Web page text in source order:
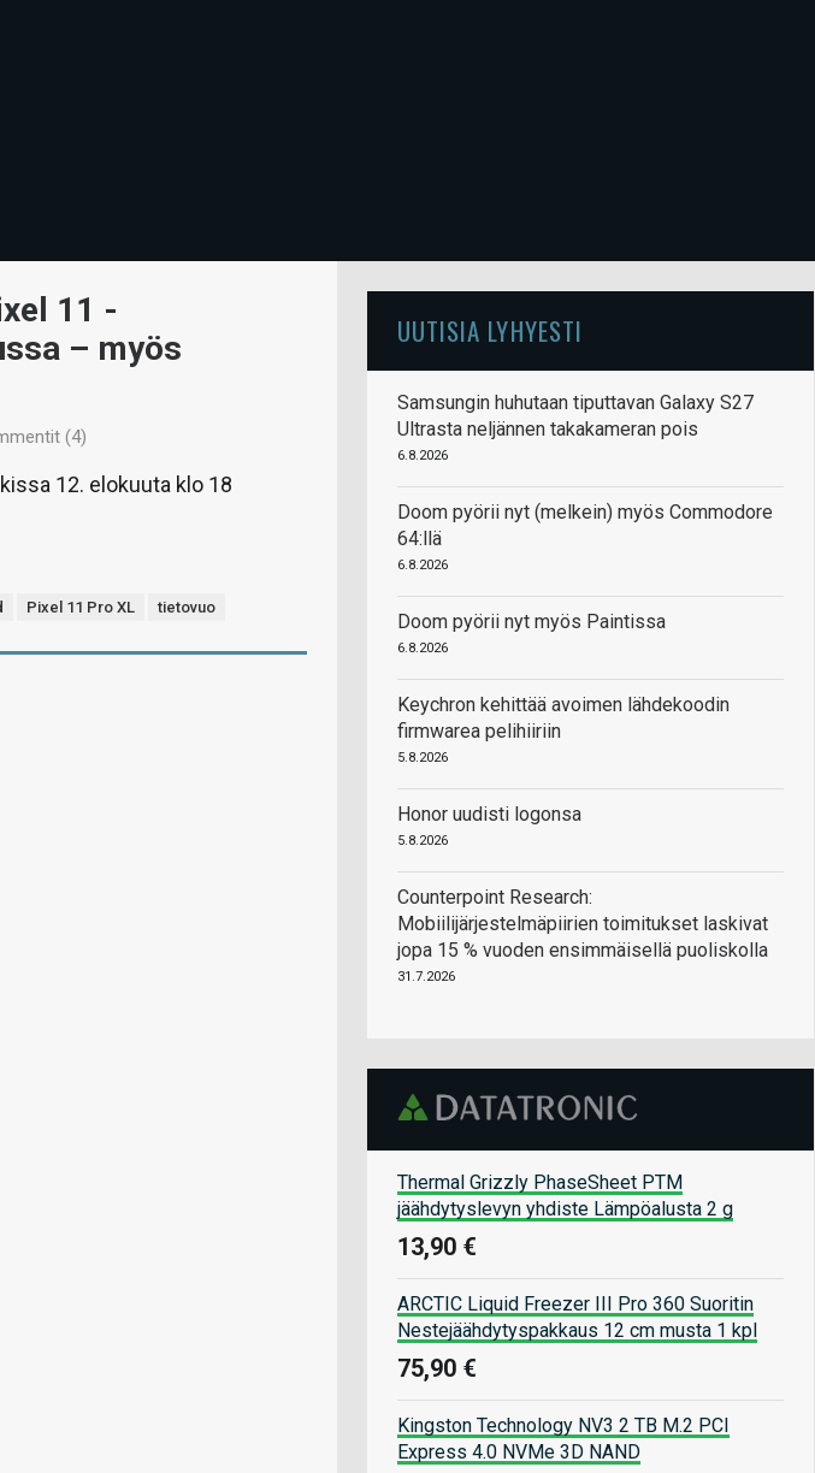
11 -
– myös
(4)
12. elokuuta klo 18
Pixel 11 Pro XL tietovuo
UUTISIA LYHYESTI
Samsungin huhutaan tiputtavan Galaxy S27
Ultrasta neljännen takakameran pois
6.8.2026
Doom pyörii nyt (melkein) myös Commodore
64:llä
6.8.2026
Doom pyörii nyt myös Paintissa
6.8.2026
Keychron kehittää avoimen lähdekoodin
firmwarea pelihiiriin
5.8.2026
Honor uudisti logonsa
5.8.2026
Counterpoint Research:
Mobiilijärjestelmäpiirien toimitukset laskivat
jopa 15 % vuoden ensimmäisellä puoliskolla
31.7.2026
Thermal Grizzly PhaseSheet PTM
jäähdytyslevyn yhdiste Lämpöalusta 2 g
13,90 €
ARCTIC Liquid Freezer III Pro 360 Suoritin
Nestejäähdytyspakkaus 12 cm musta 1 kpl
75,90 €
Kingston Technology NV3 2 TB M.2 PCI
Express 4.0 NVMe 3D NAND